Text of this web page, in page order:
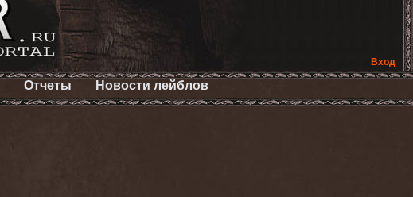
Вход
Отчеты Новости лейблов